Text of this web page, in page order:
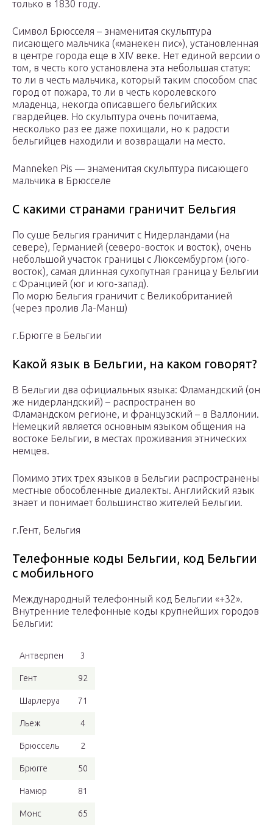
только в 1830 году.
Символ Брюсселя – знаменитая скульптура
писающего мальчика («манекен пис»), установленная
в центре города еще в XIV веке. Нет единой версии о
том, в честь кого установлена эта небольшая статуя:
то ли в честь мальчика, который таким способом спас
город от пожара, то ли в честь королевского
младенца, некогда описавшего бельгийских
гвардейцев. Но скульптура очень почитаема,
несколько раз ее даже похищали, но к радости
бельгийцев находили и возвращали на место.
Manneken Pis — знаменитая скульптура писающего
мальчика в Брюсселе
С какими странами граничит Бельгия
По суше Бельгия граничит с Нидерландами (на
севере), Германией (северо-восток и восток), очень
небольшой участок границы с Люксембургом (юго-
восток), самая длинная сухопутная граница у Бельгии
с Францией (юг и юго-запад).
По морю Бельгия граничит с Великобританией
(через пролив Ла-Манш)
г.Брюгге в Бельгии
Какой язык в Бельгии, на каком говорят?
В Бельгии два официальных языка: Фламандский (он
же нидерландский) – распространен во
Фламандском регионе, и французский – в Валлонии.
Немецкий является основным языком общения на
востоке Бельгии, в местах проживания этнических
немцев.
Помимо этих трех языков в Бельгии распространены
местные обособленные диалекты. Английский язык
знает и понимает большинство жителей Бельгии.
г.Гент, Бельгия
Телефонные коды Бельгии, код Бельгии
с мобильного
Международный телефонный код Бельгии «+32».
Внутренние телефонные коды крупнейших городов
Бельгии:
Антверпен 3
Гент 92
Шарлеруа 71
Льеж 4
Брюссель 2
Брюгге 50
Намюр 81
Монс 65